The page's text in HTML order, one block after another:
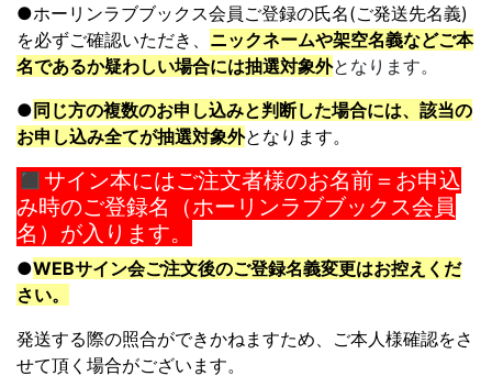
●ホーリンラブブックス会員ご登録の氏名(ご発送先名義)
を必ずご確認いただき、 ニックネームや架空名義などご本
名であるか疑わしい場合には抽選対象外となります。
●同じ方の複数のお申し込みと判断した場合には、 該当の
お申し込み全てが抽選対象外となります。
◼︎サイン本にはご注文者様のお名前＝お申込
み時のご登録名（ホーリンラブブックス会員
名）が入ります。
●WEBサイン会ご注文後のご登録名義変更はお控えくだ
さい。
発送する際の照合ができかねますため、 ご本人様確認をさ
せて頂く場合がございます。